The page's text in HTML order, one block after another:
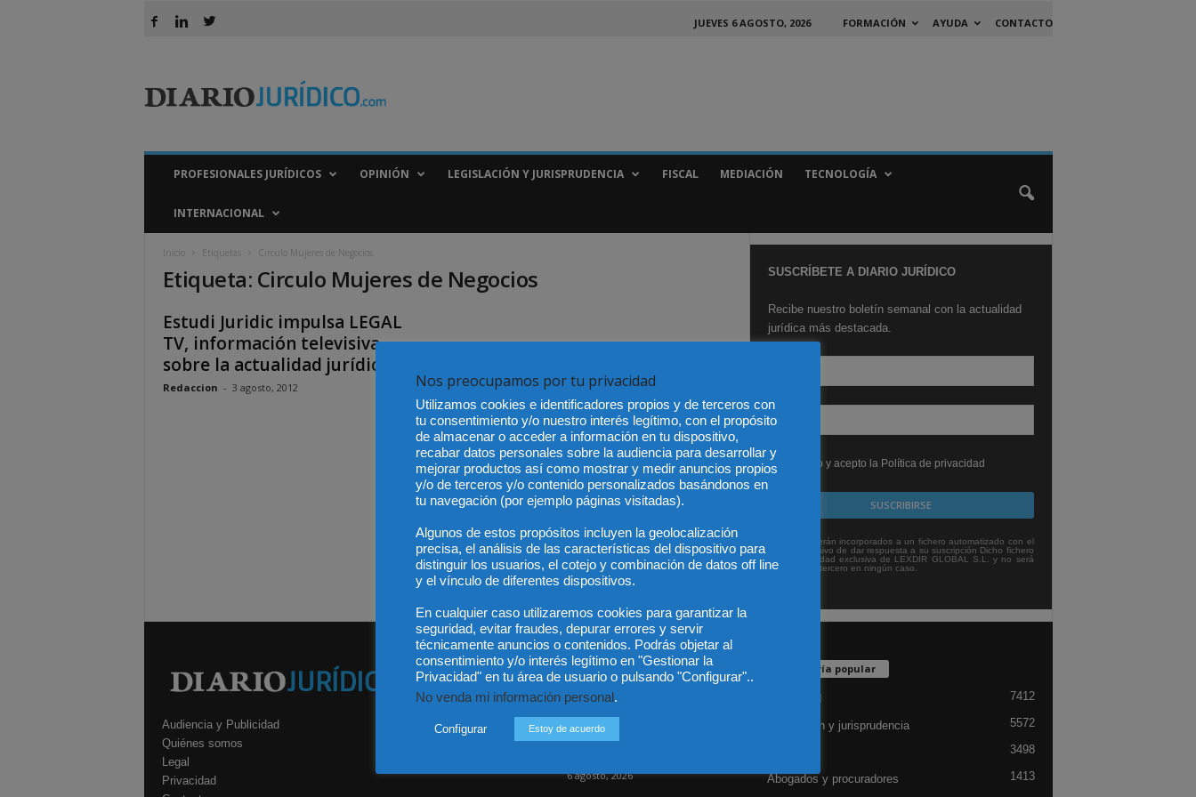
JUEVES 6 AGOSTO, 2026 FORMACIÓN AYUDA CONTACTO
a
r
PROFESIONALES JURÍDICOS OPINIÓN LEGISLACIÓN Y JURISPRUDENCIA FISCAL MEDIACIÓN TECNOLOGÍA
INTERNACIONAL
Inicio Etiquetas Circulo Mujeres de Negocios
Etiqueta: Circulo Mujeres de Negocios
Estudi Juridic impulsa LEGAL
TV, información televisiva
sobre la actualidad jurídica...
Redaccion - 3 agosto, 2012
SUSCRÍBETE A DIARIO JURÍDICO
Recibe nuestro boletín semanal con la actualidad
jurídica más destacada.
He leído y acepto la Política de privacidad
Sus datos serán incorporados a un fichero automatizado con el
objeto exclusivo de dar respuesta a su suscripción Dicho fichero
es de titularidad exclusiva de LEXDIR GLOBAL S.L. y no será
cedido a un tercero en ningún caso.
Audiencia y Publicidad
Quiénes somos
Legal
Privacidad
Incluso más noticias
Las empresas se exponen a
responsabilidades penales
por una prevención
6 agosto, 2026
Categoría popular
7412
Legislación y jurisprudencia 5572
3498
Abogados y procuradores
1413
Nos preocupamos por tu privacidad
Utilizamos cookies e identificadores propios y de terceros con
tu consentimiento y/o nuestro interés legítimo, con el propósito
de almacenar o acceder a información en tu dispositivo,
recabar datos personales sobre la audiencia para desarrollar y
mejorar productos así como mostrar y medir anuncios propios
y/o de terceros y/o contenido personalizados basándonos en
tu navegación (por ejemplo páginas visitadas).
Algunos de estos propósitos incluyen la geolocalización
precisa, el análisis de las características del dispositivo para
distinguir los usuarios, el cotejo y combinación de datos off line
y el vínculo de diferentes dispositivos.
En cualquier caso utilizaremos cookies para garantizar la
seguridad, evitar fraudes, depurar errores y servir
técnicamente anuncios o contenidos. Podrás objetar al
consentimiento y/o interés legítimo en "Gestionar la
Privacidad" en tu área de usuario o pulsando "Configurar"..
No venda mi información personal.
Configurar Estoy de acuerdo